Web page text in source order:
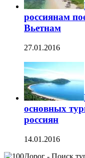
россиянам
Вьетнам
27.01.2016
основных
россиян
14.01.2016